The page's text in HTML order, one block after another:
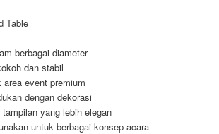
Table
berbagai diameter
dan stabil
event premium
dengan dekorasi
yang lebih elegan
untuk berbagai konsep acara